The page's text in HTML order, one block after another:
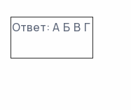
Ответ: А Б В Г